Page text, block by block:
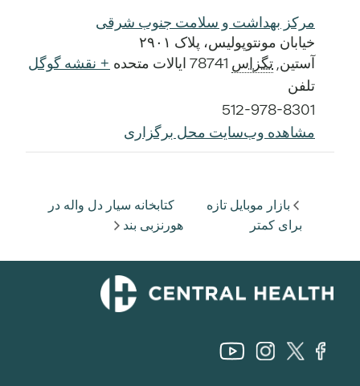
مرکز بهداشت و سلامت جنوب شرقی
خیابان مونتوپولیس، پلاک ۲۹۰۱
آستین, تگزاس 78741 ایالات متحده + نقشه گوگل
تلفن
512-978-8301
مشاهده وب‌سایت محل برگزاری
بازار موبایل تازه
برای کمتر
کتابخانه سیار دل واله در
هورنزبی بند